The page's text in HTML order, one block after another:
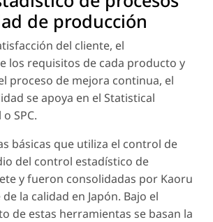
de producción
del cliente, el
los requisitos de cada producto y
proceso de mejora continua, el
se apoya en el Statistical
SPC.
básicas que utiliza el control de
del control estadístico de
y fueron consolidadas por Kaoru
la calidad en Japón. Bajo el
de estas herramientas se basan la